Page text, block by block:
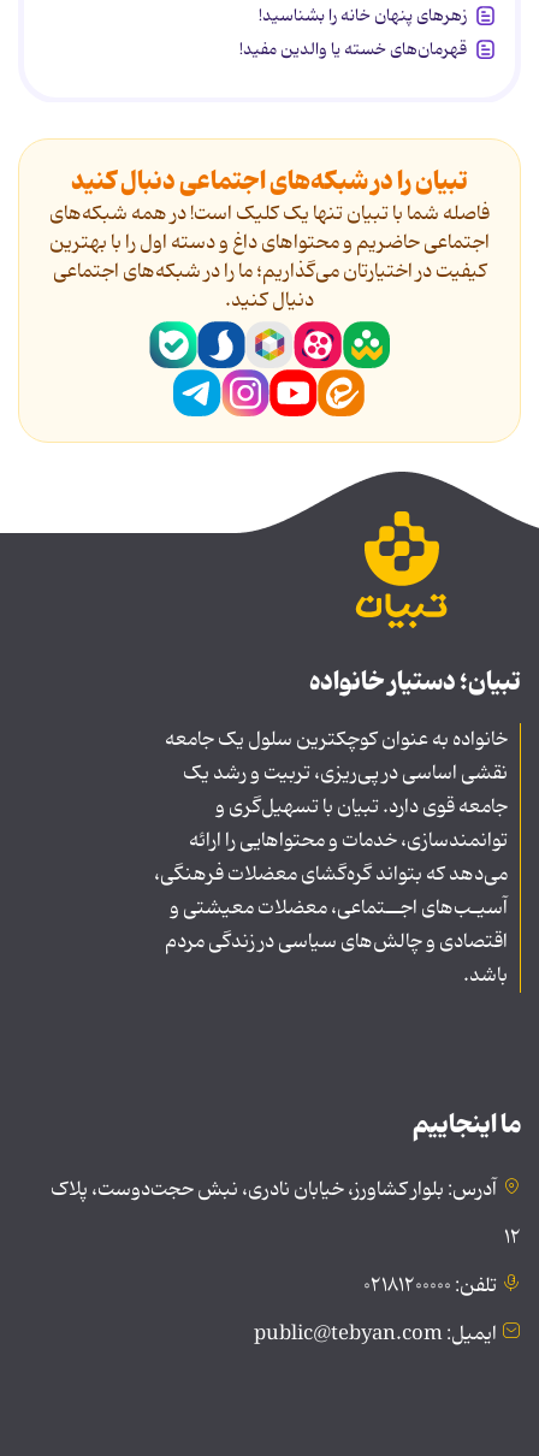
زهرهای پنهان خانه را بشناسید!
قهرمان‌های خسته یا والدین مفید!
تبیان را در شبکه‌های اجتماعی دنبال کنید
فاصله شما با تبیان تنها یک کلیک است! در همه شبکه‌های
اجتماعی حاضریم و محتواهای داغ و دسته اول را با بهترین
کیفیت در اختیارتان می‌گذاریم؛ ما را در شبکه‌های اجتماعی
دنیال کنید.
تبیان؛ دستیار خانواده
خانواده به عنوان کوچکترین سلول یک جامعه
نقشی اساسی در پی‌ریزی، تربیت و رشد یک
جامعه قوی دارد. تبیان با تسهیل‌گری و
توانمندسازی، خدمات و محتواهایی را ارائه
می‌دهد که بتواند گره‌گشای معضلات فرهنگی،
آسیـب‌های اجــتماعی، معضلات معیشتی و
اقتصادی و چالش‌های سیاسی در زندگی مردم
باشد.
ما اینجاییم
آدرس: بلوار کشاورز، خیابان نادری، نبش حجت‌دوست، پلاک
۱۲
تلفن: ۰۲۱۸۱۲۰۰۰۰۰
ایمیل: public@tebyan.com